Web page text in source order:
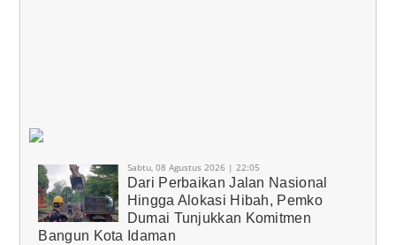
Sabtu, 08 Agustus 2026 | 22:05
Dari Perbaikan Jalan Nasional
Hingga Alokasi Hibah, Pemko
Dumai Tunjukkan Komitmen
Bangun Kota Idaman